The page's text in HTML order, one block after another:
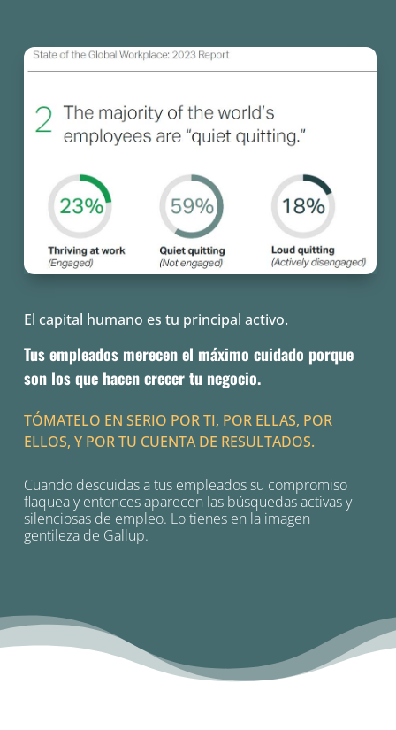
El capital humano es tu principal activo.
Tus empleados merecen el máximo cuidado porque
son los que hacen crecer tu negocio.
TÓMATELO EN SERIO POR TI, POR ELLAS, POR
ELLOS, Y POR TU CUENTA DE RESULTADOS.
Cuando descuidas a tus empleados su compromiso
flaquea y entonces aparecen las búsquedas activas y
silenciosas de empleo. Lo tienes en la imagen
gentileza de Gallup.